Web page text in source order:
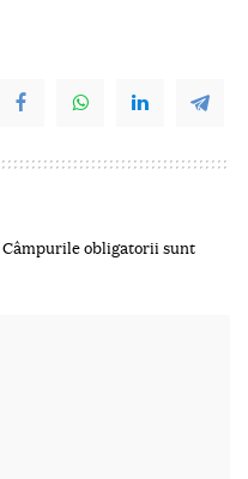
Câmpurile obligatorii sunt